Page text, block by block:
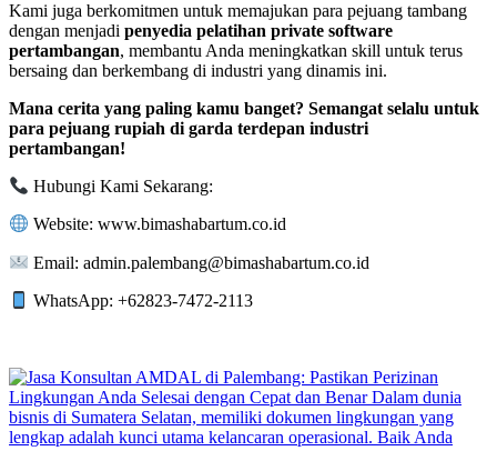
Kami juga berkomitmen untuk memajukan para pejuang tambang
dengan menjadi penyedia pelatihan private software
pertambangan, membantu Anda meningkatkan skill untuk terus
bersaing dan berkembang di industri yang dinamis ini.
Mana cerita yang paling kamu banget? Semangat selalu untuk
para pejuang rupiah di garda terdepan industri
pertambangan!
Hubungi Kami Sekarang:
Website: www.bimashabartum.co.id
Email: admin.palembang@bimashabartum.co.id
WhatsApp: +62823-7472-2113